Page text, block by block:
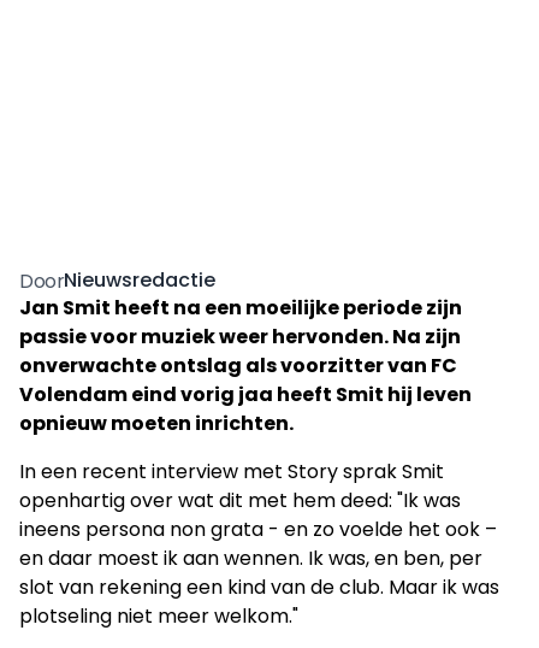
DoorNieuwsredactie
Jan Smit heeft na een moeilijke periode zijn
passie voor muziek weer hervonden. Na zijn
onverwachte ontslag als voorzitter van FC
Volendam eind vorig jaa heeft Smit hij leven
opnieuw moeten inrichten.
In een recent interview met Story sprak Smit
openhartig over wat dit met hem deed: "Ik was
ineens persona non grata - en zo voelde het ook –
en daar moest ik aan wennen. Ik was, en ben, per
slot van rekening een kind van de club. Maar ik was
plotseling niet meer welkom."